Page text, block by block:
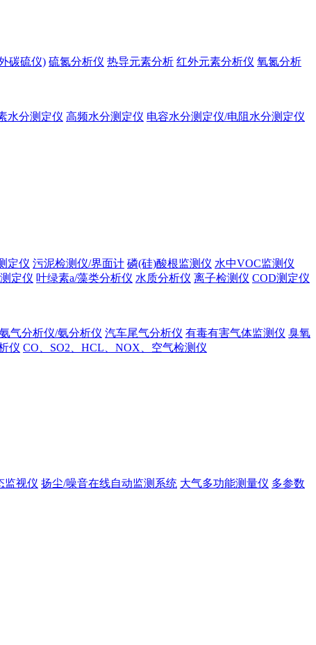
碳硫仪) 硫氮分析仪 热导元素分析 红外元素分析仪 氧氮分析
水分测定仪 高频水分测定仪 电容水分测定仪/电阻水分测定仪
定仪 污泥检测仪/界面计 磷(硅)酸根监测仪 水中VOC监测仪
定仪 叶绿素a/藻类分析仪 水质分析仪 离子检测仪 COD测定仪
氨气分析仪/氨分析仪 汽车尾气分析仪 有毒有害气体监测仪 臭氧
仪 CO、SO2、HCL、NOX、空气检测仪
监视仪 扬尘/噪音在线自动监测系统 大气多功能测量仪 多参数